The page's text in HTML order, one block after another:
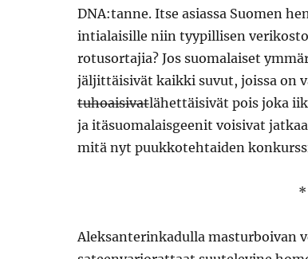
DNA:tanne. Itse asiassa Suomen
intialaisille niin tyypillisen
rotusortajia? Jos suomalaiset
jäljittäisivät kaikki suvut, joissa on
tuhoaisivatlähettäisivät pois joka
ja itäsuomalaisgeenit voisivat
mitä nyt puukkotehtaiden
Aleksanterinkadulla masturboivan